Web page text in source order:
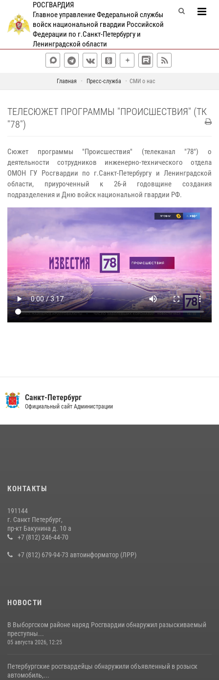
РОСГВАРДИЯ
Главное управление Федеральной службы
войск национальной гвардии Российской
Федерации по г.Санкт-Петербургу и
Ленинградской области
Главная Пресс-служба СМИ о нас
ТЕЛЕСЮЖЕТ ПРОГРАММЫ "ПРОИСШЕСТВИЯ" (ТК
"78")
Сюжет программы "Происшествия" (телеканал "78") о
деятельности сотрудников инженерно-технического отдела
ОМОН ГУ Росгвардии по г.Санкт-Петербургу и Ленинградской
области, приуроченный к 26-й годовщине создания
подразделения и Дню войск национальной гвардии РФ.
Санкт-Петербург
Официальный сайт Администрации
КОНТАКТЫ
191144
г. Санкт Петербург,
пр-кт Бакунина д. 10 а
+7 (812) 246-44-70
+7 (812) 679-94-73 автоинформатор (ЛРР)
НОВОСТИ
В Выборгском районе наряд Росгвардии обнаружил разыскиваемый
преступны...
05 августа 2026, 12:25
Петербургские росгвардейцы обнаружили объявленный в розыск
автомобиль,...